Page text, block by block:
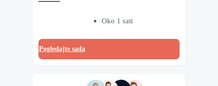
Oko 1 sati
Pogledajte sada